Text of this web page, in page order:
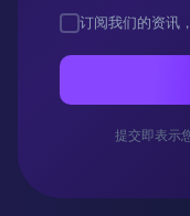
订阅我们的资讯
提交即表示